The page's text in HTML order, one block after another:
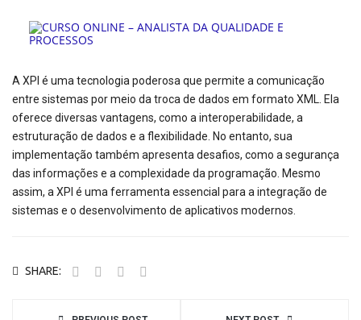
A XPI é uma tecnologia poderosa que permite a comunicação
entre sistemas por meio da troca de dados em formato XML. Ela
oferece diversas vantagens, como a interoperabilidade, a
estruturação de dados e a flexibilidade. No entanto, sua
implementação também apresenta desafios, como a segurança
das informações e a complexidade da programação. Mesmo
assim, a XPI é uma ferramenta essencial para a integração de
sistemas e o desenvolvimento de aplicativos modernos.
SHARE: